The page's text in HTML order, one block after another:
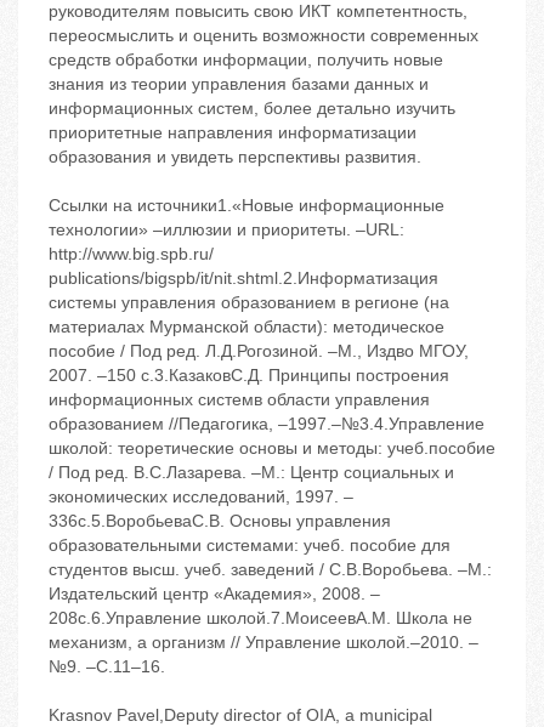
руководителям повысить свою ИКТ компетентность,
переосмыслить и оценить возможности современных
средств обработки информации, получить новые
знания из теории управления базами данных и
информационных систем, более детально изучить
приоритетные направления информатизации
образования и увидеть перспективы развития.
Ссылки на источники1.«Новые информационные
технологии» –иллюзии и приоритеты. –URL:
http://www.big.spb.ru/
publications/bigspb/it/nit.shtml.2.Информатизация
системы управления образованием в регионе (на
материалах Мурманской области): методическое
пособие / Под ред. Л.Д.Рогозиной. –М., Издво МГОУ,
2007. –150 с.3.КазаковС.Д. Принципы построения
информационных системв области управления
образованием //Педагогика, –1997.–№3.4.Управление
школой: теоретические основы и методы: учеб.пособие
/ Под ред. В.С.Лазарева. –М.: Центр социальных и
экономических исследований, 1997. –
336с.5.ВоробьеваС.В. Основы управления
образовательными системами: учеб. пособие для
студентов высш. учеб. заведений / С.В.Воробьева. –М.:
Издательский центр «Академия», 2008. –
208с.6.Управление школой.7.МоисеевА.М. Школа не
механизм, а организм // Управление школой.–2010. –
№9. –С.11–16.
Krasnov Pavel,Deputy director of OIA, a municipal